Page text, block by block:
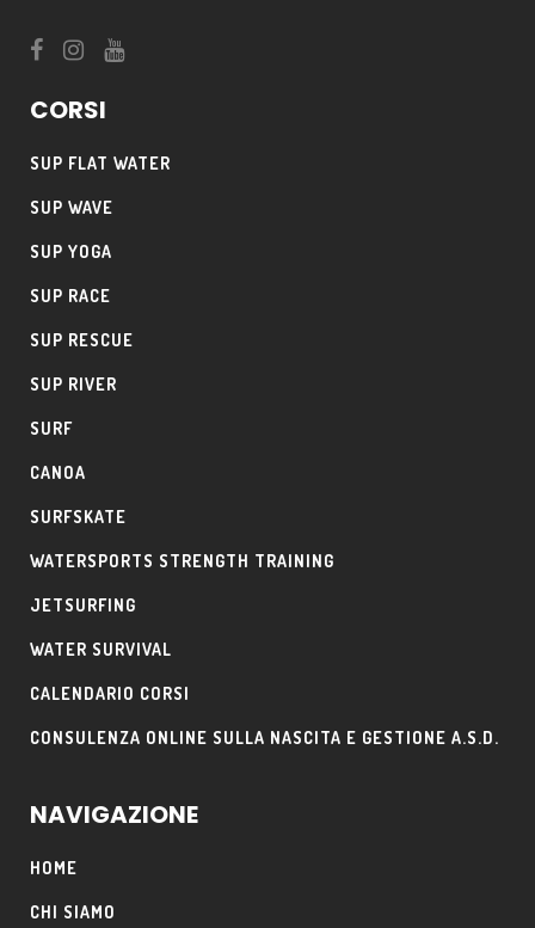
CORSI
SUP FLAT WATER
SUP WAVE
SUP YOGA
SUP RACE
SUP RESCUE
SUP RIVER
SURF
CANOA
SURFSKATE
WATERSPORTS STRENGTH TRAINING
JETSURFING
WATER SURVIVAL
CALENDARIO CORSI
CONSULENZA ONLINE SULLA NASCITA E GESTIONE A.S.D.
NAVIGAZIONE
HOME
CHI SIAMO